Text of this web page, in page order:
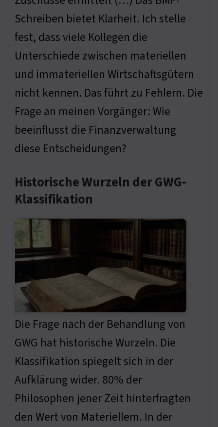
Schreiben bietet Klarheit. Ich stelle
fest, dass viele Kollegen die
Unterschiede zwischen materiellen
und immateriellen Wirtschaftsgütern
nicht kennen. Das führt zu Fehlern. Die
Frage an meinen Vorgänger: Wie
beeinflusst die Finanzverwaltung
diese Entscheidungen?
Historische Wurzeln der GWG-
Klassifikation
Die Frage nach der Behandlung von
GWG hat historische Wurzeln. Die
Klassifikation spiegelt sich in der
Aufklärung wider. 80% der
Philosophen jener Zeit hinterfragten
den Wert von Materiellem. In der